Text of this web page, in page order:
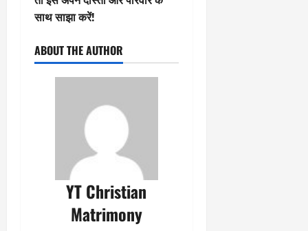
साथ साझा करें!
ABOUT THE AUTHOR
YT Christian
Matrimony